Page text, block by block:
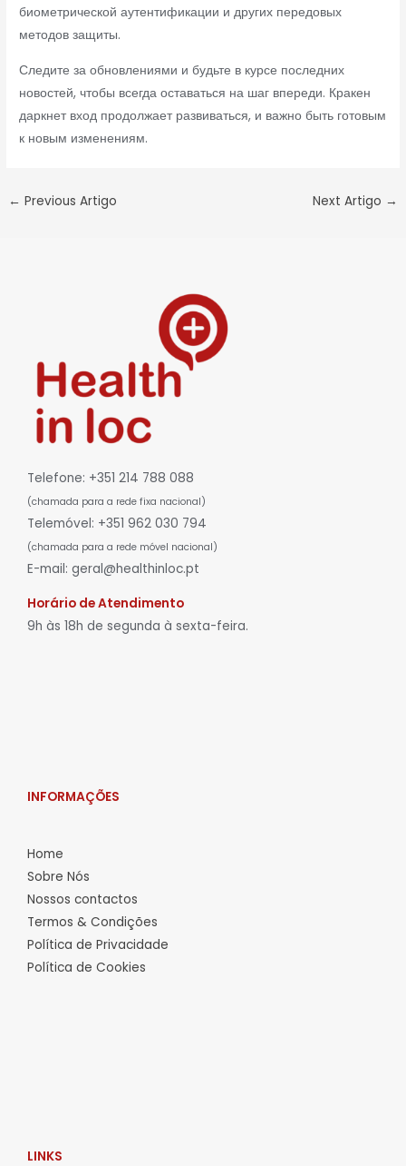
биометрической аутентификации и других передовых
методов защиты.
Следите за обновлениями и будьте в курсе последних
новостей, чтобы всегда оставаться на шаг впереди. Кракен
даркнет вход продолжает развиваться, и важно быть готовым
к новым изменениям.
← Previous Artigo Next Artigo →
Telefone: +351 214 788 088
(chamada para a rede fixa nacional)
Telemóvel: +351 962 030 794
(chamada para a rede móvel nacional)
E-mail: geral@healthinloc.pt
Horário de Atendimento
9h às 18h de segunda à sexta-feira.
INFORMAÇÕES
Home
Sobre Nós
Nossos contactos
Termos & Condições
Política de Privacidade
Política de Cookies
LINKS